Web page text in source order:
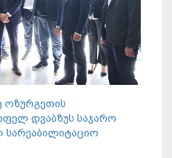
ოზურგეთის
დვაბზუს საჯარო
სარეაბილიტაციო